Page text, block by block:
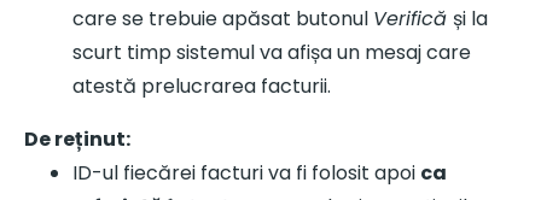
care se trebuie apăsat butonul Verifică și la
scurt timp sistemul va afișa un mesaj care
atestă prelucrarea facturii.
De reținut:
ID-ul fiecărei facturi va fi folosit apoi ca